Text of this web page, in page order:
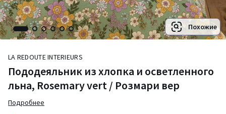
Похожие
LA REDOUTE INTERIEURS
Пододеяльник из хлопка и осветленного
льна, Rosemary vert / Розмари вер
Подробнее